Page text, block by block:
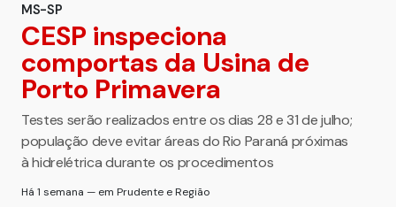
MS-SP
CESP inspeciona
comportas da Usina de
Porto Primavera
Testes serão realizados entre os dias 28 e 31 de julho;
população deve evitar áreas do Rio Paraná próximas
à hidrelétrica durante os procedimentos
Há 1 semana — em Prudente e Região